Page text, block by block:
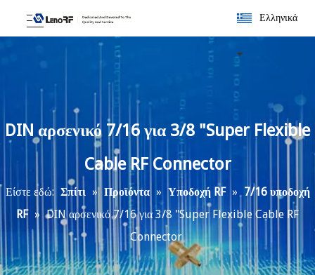
Ελληνικά
DIN αρσενικό 7/16 για 3/8 "Super Flexible
Cable RF Connector
Είστε εδώ: Σπίτι » Προϊόντα » Υποδοχή RF » 7/16 υποδοχή
RF » DIN αρσενικό 7/16 για 3/8 "Super Flexible Cable RF
Connector